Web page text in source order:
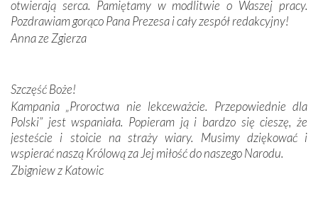
W miejscu objawień Matki Bożej zapaliliśmy świece
przywiezione wraz z intencjami powierzonymi nam przez
Darczyńców w ramach akcji „Twoje światło w Fatimie”.
Portugalczyków. Podziwialiśmy ich ludową sztukę i
zwyczaje. Mimo że nasze kraje są od siebie bardzo
oddalone, w żaden sposób nie czuliśmy się obco.
Sprawiła to oczywiście sama Matka Boża, ale też
kulturowa bliskość biorąca swój początek w naszej
wspólnej wierze. Podczas wyjazdów do historycznych
otwierają serca. Pamiętamy w modlitwie o Waszej pracy.
Pozdrawiam gorąco Pana Prezesa i cały zespół redakcyjny!
Anna ze Zgierza
Szczęść Boże!
Kampania „Proroctwa nie lekceważcie. Przepowiednie dla
Polski” jest wspaniała. Popieram ją i bardzo się cieszę, że
jesteście i stoicie na straży wiary. Musimy dziękować i
wspierać naszą Królową za Jej miłość do naszego Narodu.
Zbigniew z Katowic